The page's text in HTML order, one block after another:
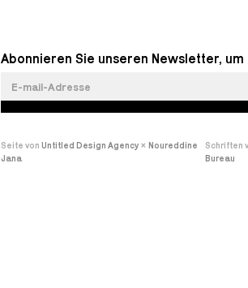
Abonnieren Sie unseren Newsletter,
Seite von Untitled Design Agency× Noureddine
Jana
Schriften
Bureau